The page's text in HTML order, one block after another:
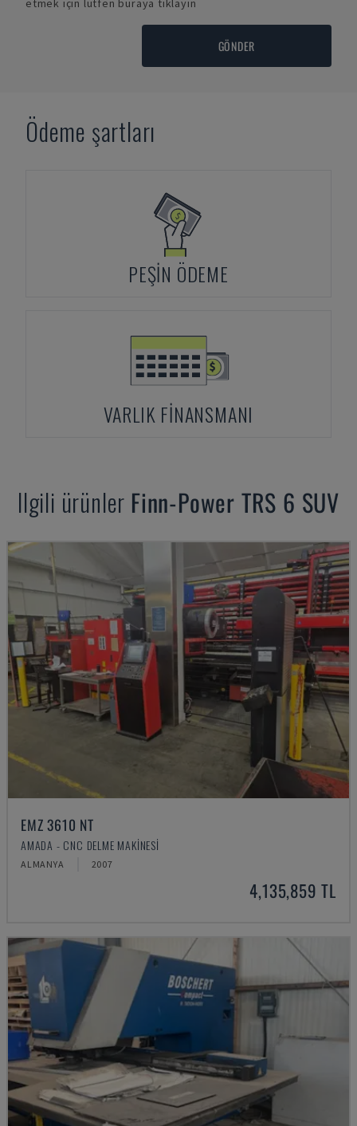
etmek için lütfen buraya tıklayın
GÖNDER
Ödeme şartları
PEŞIN ÖDEME
VARLIK FINANSMANI
Ilgili ürünler Finn-Power TRS 6 SUV
EMZ 3610 NT
AMADA - CNC DELME MAKINESI
ALMANYA 2007
4,135,859 TL